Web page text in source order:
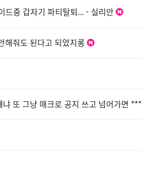
드중 갑자기 파티탈퇴... - 실리안
해줘도 된다고 되었지롱
또 그냥 매크로 공지 쓰고 넘어가면 ***